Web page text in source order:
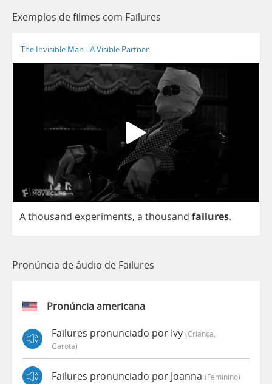
Exemplos de filmes com Failures
The Invisible Man - A Visible Partner
Athousand experiments, a thousand failures.
Pronúncia de áudio de Failures
Pronúncia americana
Failures pronunciado por Ivy (criança,
Garota)
Failures pronunciado por Joanna (feminino)